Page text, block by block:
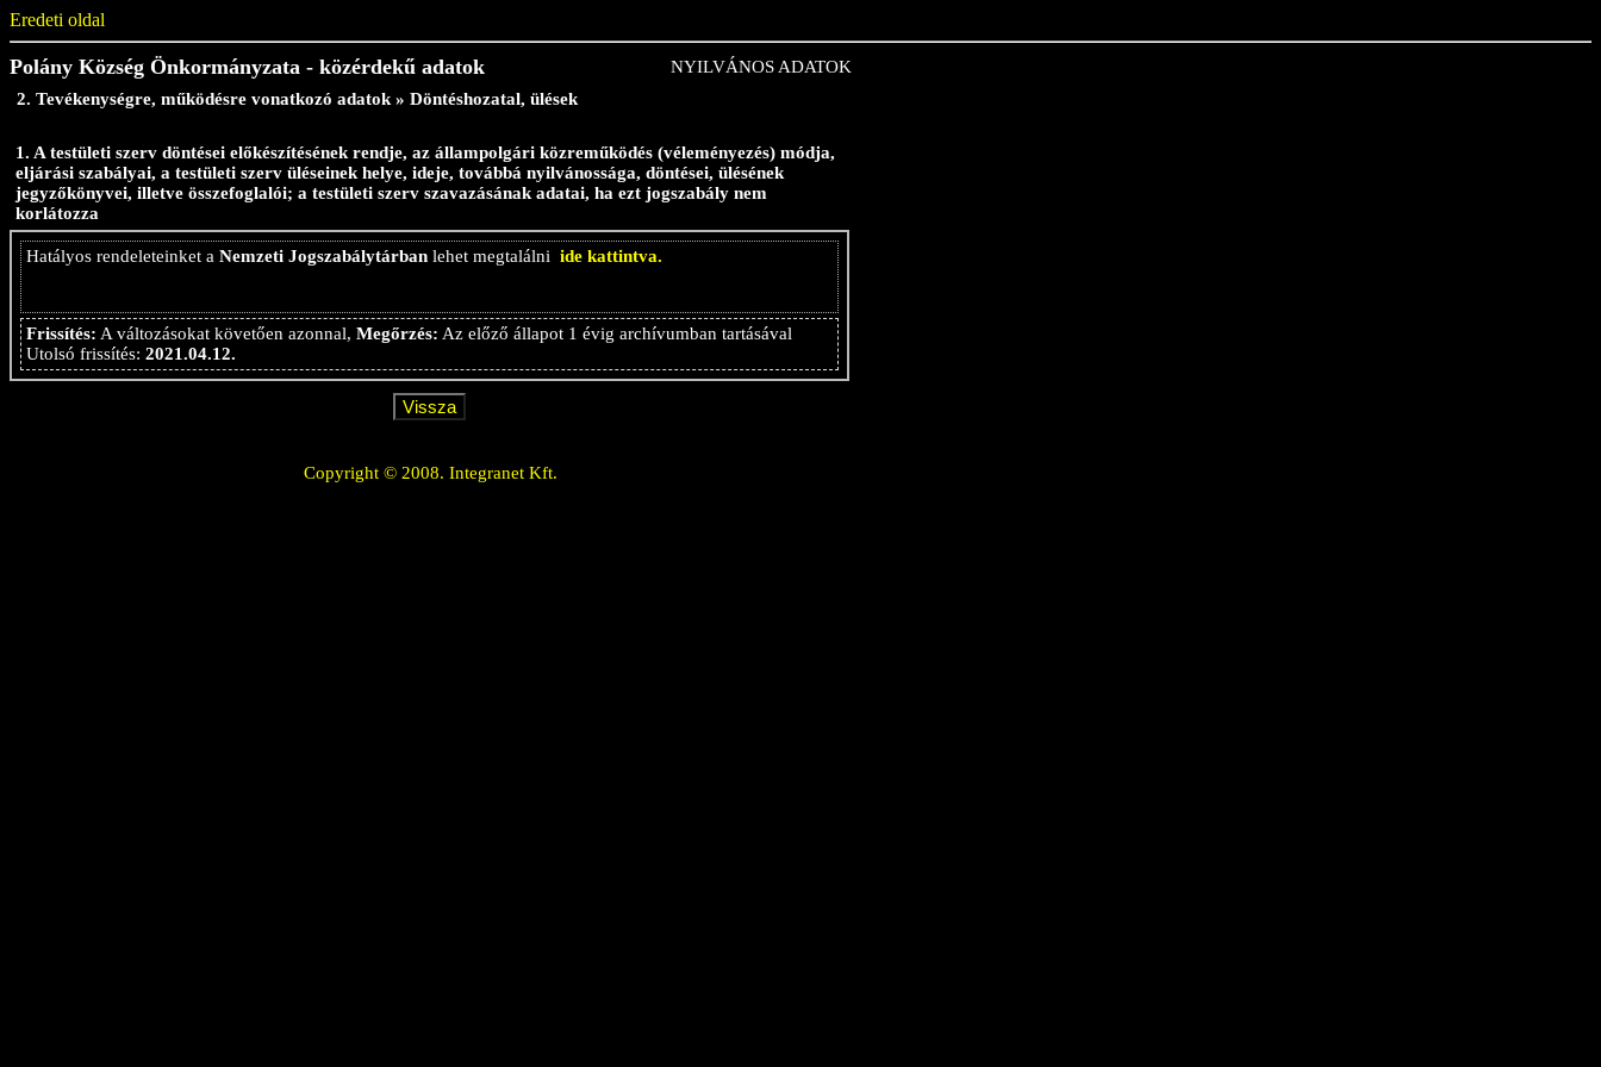
Eredeti oldal
Polány Község Önkormányzata - közérdekű adatok
NYILVÁNOS ADATOK
2. Tevékenységre, működésre vonatkozó adatok » Döntéshozatal, ülések
1. A testületi szerv döntései előkészítésének rendje, az állampolgári közreműködés (véleményezés) módja,
eljárási szabályai, a testületi szerv üléseinek helye, ideje, továbbá nyilvánossága, döntései, ülésének
jegyzőkönyvei, illetve összefoglalói; a testületi szerv szavazásának adatai, ha ezt jogszabály nem
korlátozza
Hatályos rendeleteinket a Nemzeti Jogszabálytárban lehet megtalálni ide kattintva.
Frissítés: A változásokat követően azonnal, Megőrzés: Az előző állapot 1 évig archívumban tartásával
Utolsó frissítés: 2021.04.12.
Copyright © 2008. Integranet Kft.